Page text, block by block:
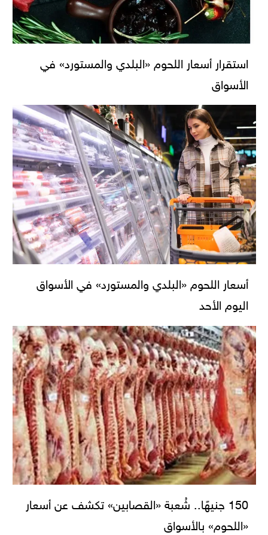
استقرار أسعار اللحوم «البلدي والمستورد» في
الأسواق
أسعار اللحوم «البلدي والمستورد» في الأسواق
اليوم الأحد
150 جنيهًا.. شُعبة «القصابين» تكشف عن أسعار
«اللحوم» بالأسواق